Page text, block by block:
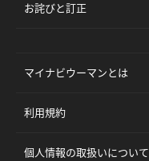
お詫びと訂正
マイナビウーマンとは
利用規約
個人情報の取扱いについて